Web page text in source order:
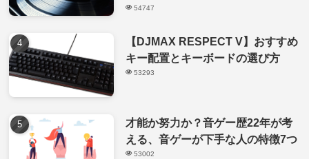
54747
【DJMAX RESPECT V】おすすめ
キー配置とキーボードの選び方
53293
才能か努力か？音ゲー歴22年が考
える、音ゲーが下手な人の特徴7つ
53002